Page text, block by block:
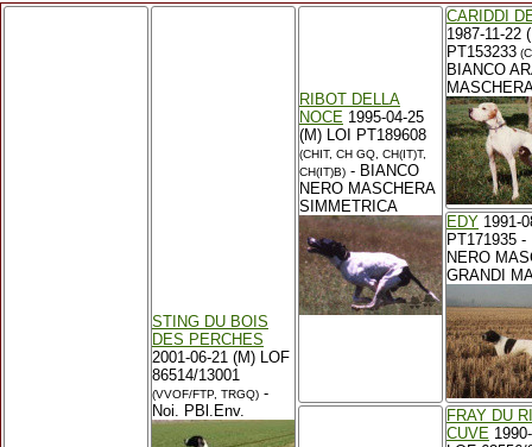
STING DU BOIS
DES PERCHES
2001-06-21 (M) LOF
86514/13001
(VVOF/FTP, TRGQ) -
Noi. PBl.Env.
RIBOT DELLA
NOCE 1995-04-25
(M) LOI PT189608
(CHIT, CH GQ, CH(IT)T,
CH(IT)B) - BIANCO
NERO MASCHERA
SIMMETRICA
CARIDDI
1987-11-22
PT153233
BIANCO
EDY 1991-
PT171935 -
NERO
GRANDI
FRAY DU
CUVE